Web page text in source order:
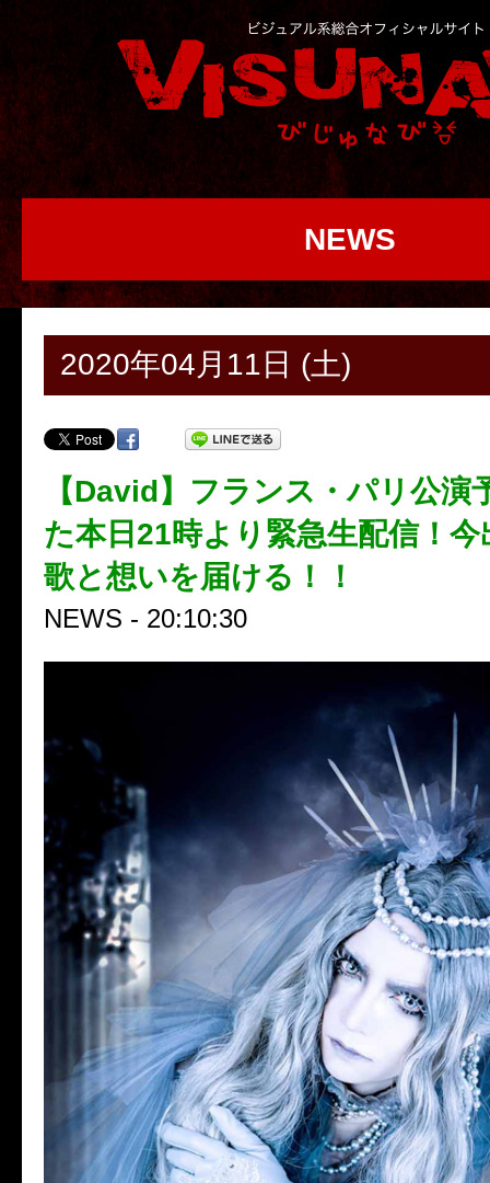
NEWS
2020年04月11日 (土)
【David】フランス・パリ公演
た本日21時より緊急生配信！
歌と想いを届ける！！
NEWS - 20:10:30